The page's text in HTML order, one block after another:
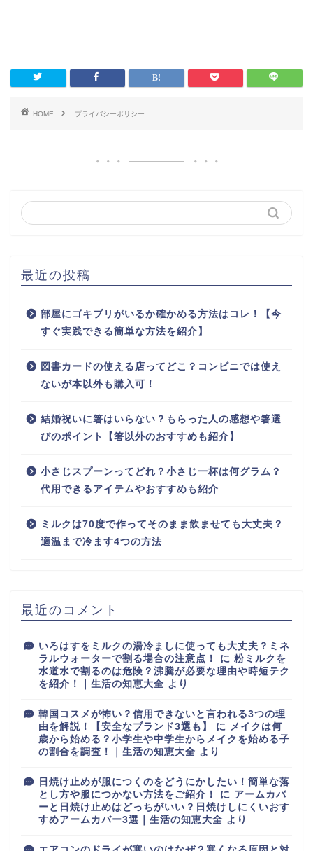
HOME プライバシーポリシー
最近の投稿
部屋にゴキブリがいるか確かめる方法はコレ！【今
すぐ実践できる簡単な方法を紹介】
図書カードの使える店ってどこ？コンビニでは使え
ないが本以外も購入可！
結婚祝いに箸はいらない？もらった人の感想や箸選
びのポイント【箸以外のおすすめも紹介】
小さじスプーンってどれ？小さじ一杯は何グラム？
代用できるアイテムやおすすめも紹介
ミルクは70度で作ってそのまま飲ませても大丈夫？
適温まで冷ます4つの方法
最近のコメント
いろはすをミルクの湯冷ましに使っても大丈夫？ミネ
ラルウォーターで割る場合の注意点！
に 粉ミルクを
水道水で割るのは危険？沸騰が必要な理由や時短テク
を紹介！｜生活の知恵大全 より
韓国コスメが怖い？信用できないと言われる3つの理
由を解説！【安全なブランド3選も】
に
メイクは何
歳から始める？小学生や中学生からメイクを始める子
の割合を調査！｜生活の知恵大全 より
日焼け止めが服につくのをどうにかしたい！簡単な落
とし方や服につかない方法をご紹介！
に アームカバ
ーと日焼け止めはどっちがいい？日焼けしにくいおす
すめアームカバー3選｜生活の知恵大全 より